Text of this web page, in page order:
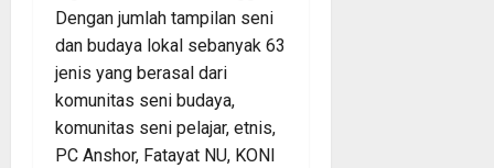
Dengan jumlah tampilan seni
dan budaya lokal sebanyak 63
jenis yang berasal dari
komunitas seni budaya,
komunitas seni pelajar, etnis,
PC Anshor, Fatayat NU, KONI